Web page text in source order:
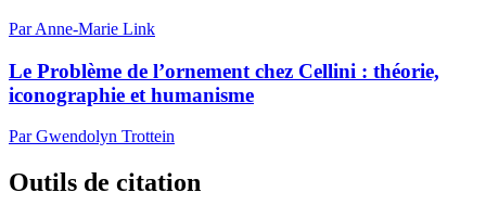
Par Anne-Marie Link
Le Problème de l’ornement chez Cellini : théorie,
iconographie et humanisme
Par Gwendolyn Trottein
Outils de citation